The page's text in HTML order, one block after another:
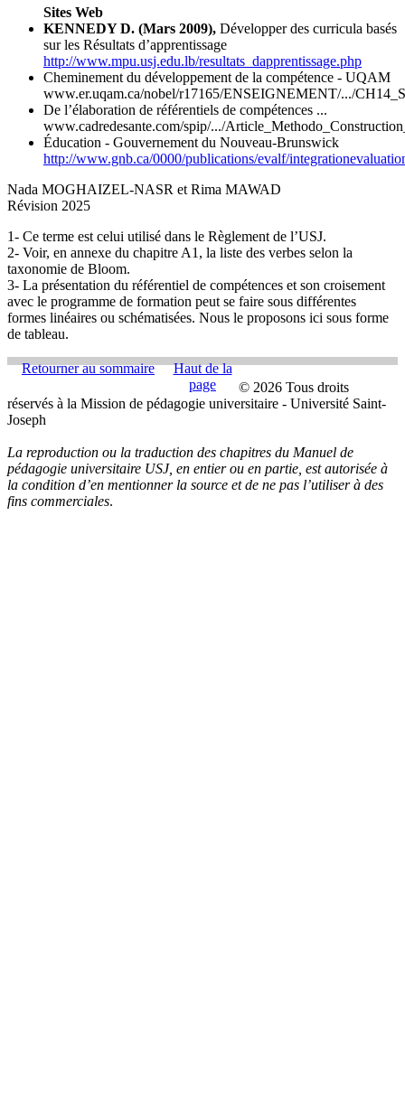
Sites Web
KENNEDY D. (Mars 2009), Développer des curricula basés
sur les Résultats d’apprentissage
http://www.mpu.usj.edu.lb/resultats_dapprentissage.php
Cheminement du développement de la compétence - UQAM
www.er.uqam.ca/nobel/r17165/ENSEIGNEMENT/.../
De l’élaboration de référentiels de compétences ...
www.cadredesante.com/spip/.../
Éducation - Gouvernement du Nouveau-Brunswick
http://www.gnb.ca/0000/publications/evalf/
Nada MOGHAIZEL-NASR et Rima MAWAD
Révision 2025
1- Ce terme est celui utilisé dans le Règlement de l’USJ.
2- Voir, en annexe du chapitre A1, la liste des verbes selon la
taxonomie de Bloom.
3- La présentation du référentiel de compétences et son croisement
avec le programme de formation peut se faire sous différentes
formes linéaires ou schématisées. Nous le proposons ici sous forme
de tableau.
Retourner au sommaire
Haut de la
page
© 2026 Tous droits
réservés à la Mission de pédagogie universitaire - Université Saint-
Joseph
La reproduction ou la traduction des chapitres du Manuel de
pédagogie universitaire USJ, en entier ou en partie, est autorisée à
la condition d’en mentionner la source et de ne pas l’utiliser à des
fins commerciales.